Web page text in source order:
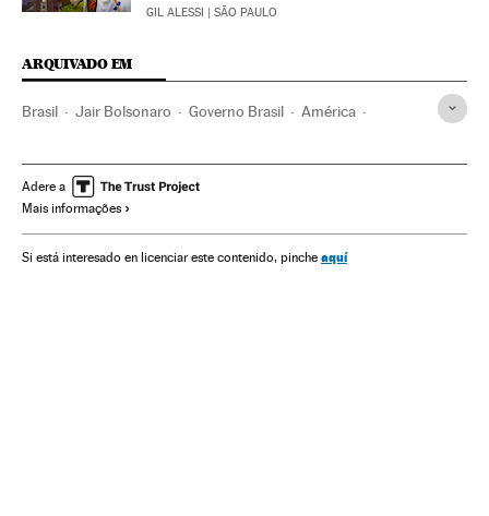
GIL ALESSI | SÃO PAULO
ARQUIVADO EM
Brasil Jair Bolsonaro Governo Brasil América
Terrorismo Ley Antiterrorista
Congresso Nacional
ONG
Adere a
Mais informações
Si está interesado en licenciar este contenido, pinche aquí